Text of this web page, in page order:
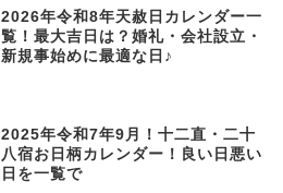
2026年令和8年天赦日カレンダー一
覧！最大吉日は？婚礼・会社設立・
新規事始めに最適な日♪
2025年令和7年9月！十二直・二十
八宿お日柄カレンダー！良い日悪い
日を一覧で